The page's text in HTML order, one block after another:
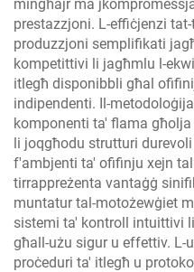
mingħajr ma
prestazzjoni. L-effiċjenzi
produzzjoni semplifikati
kompetittivi li jagħmlu l-
itlegħ disponibbli għal
indipendenti. Il-
komponenti ta' flama
li joqgħodu strutturi
f'ambjenti ta' ofifinju xejn
tirrappreżenta vantaġġ
muntatur tal-motożewġiet
sistemi ta' kontroll intuittivi
għall-użu sigur u effettiv. L-
proċeduri ta' itlegħ u